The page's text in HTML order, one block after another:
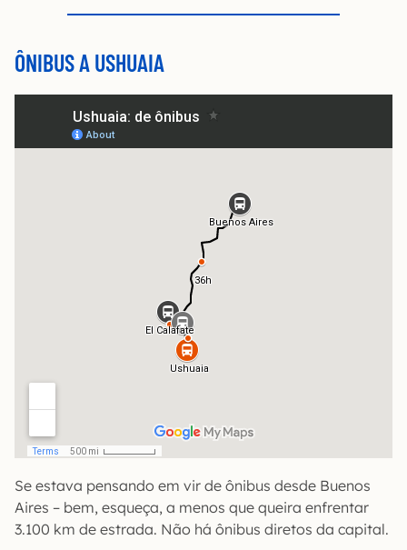
ÔNIBUS A USHUAIA
Se estava pensando em vir de ônibus desde Buenos
Aires – bem, esqueça, a menos que queira enfrentar
3.100 km de estrada. Não há ônibus diretos da capital.